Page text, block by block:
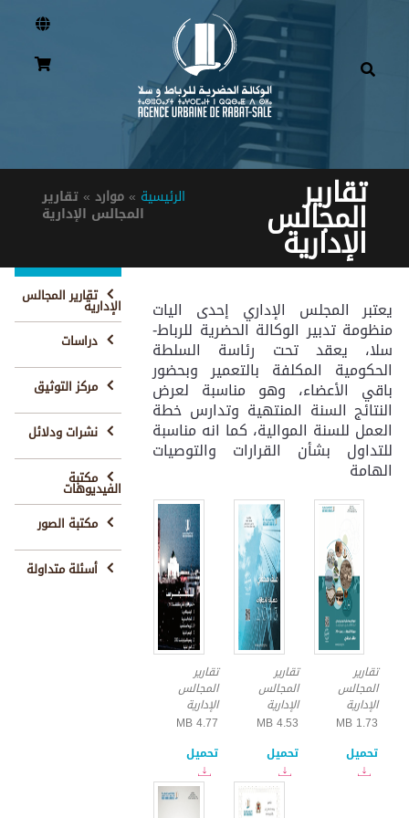
الرئيسية »موارد »تقارير
المجالس الإدارية تقارير
المجالس
الإدارية
تقارير المجالسالإدارية
دراسات
مركز التوثيق
نشرات ودلائل
مكتبة
الفيديوهات
مكتبة الصور
أسئلة متداولة
يعتبر المجلس الإداري إحدى اليات
منظومة تدبير الوكالة الحضرية للرباط-
سلا، يعقد تحت رئاسة السلطة
الحكومية المكلفة بالتعمير وبحضور
باقي الأعضاء، وهو مناسبة لعرض
النتائج السنة المنتهية وتدارس خطة
العمل للسنة الموالية، كما انه مناسبة
للتداول بشأن القرارات والتوصيات
الهامة
تقرير
الدورة
12
تقارير
المجالس
الإدارية
4.77 MB
تحميل
تقرير
الدورة
13
تقارير
المجالس
الإدارية
4.53 MB
تحميل
تقرير
14
تقارير
المجالس
الإدارية
1.73 MB
تحميل
تقرير تقرير